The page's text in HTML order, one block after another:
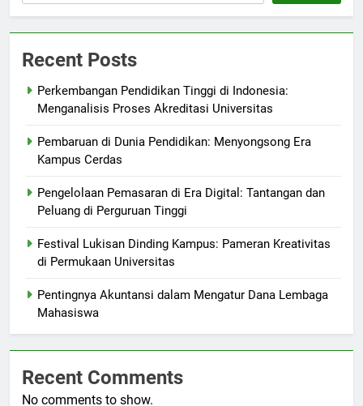
Recent Posts
Perkembangan Pendidikan Tinggi di Indonesia:
Menganalisis Proses Akreditasi Universitas
Pembaruan di Dunia Pendidikan: Menyongsong Era
Kampus Cerdas
Pengelolaan Pemasaran di Era Digital: Tantangan dan
Peluang di Perguruan Tinggi
Festival Lukisan Dinding Kampus: Pameran Kreativitas
di Permukaan Universitas
Pentingnya Akuntansi dalam Mengatur Dana Lembaga
Mahasiswa
Recent Comments
No comments to show.